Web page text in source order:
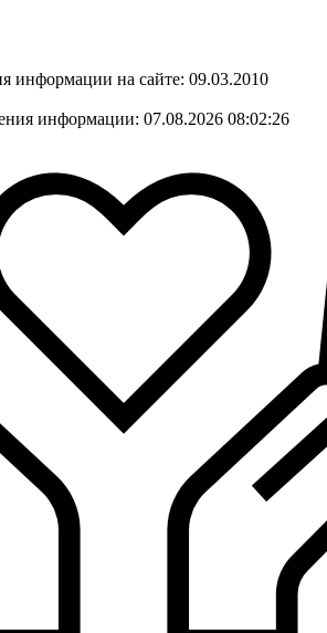
информации на сайте: 09.03.2010
информации: 07.08.2026 08:02:26